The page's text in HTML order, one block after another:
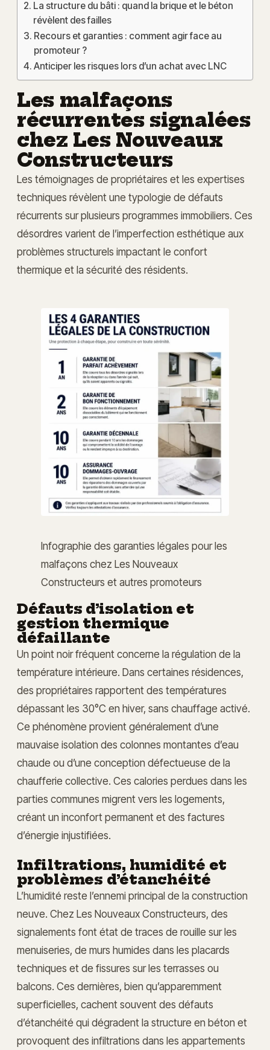
La structure du bâti : quand la brique et le béton
révèlent des failles
Recours et garanties : comment agir face au
promoteur ?
Anticiper les risques lors d’un achat avec LNC
Les malfaçons
récurrentes signalées
chez Les Nouveaux
Constructeurs
Les témoignages de propriétaires et les expertises
techniques révèlent une typologie de défauts
récurrents sur plusieurs programmes immobiliers. Ces
désordres varient de l’imperfection esthétique aux
problèmes structurels impactant le confort
thermique et la sécurité des résidents.
Infographie des garanties légales pour les
malfaçons chez Les Nouveaux
Constructeurs et autres promoteurs
Défauts d’isolation et
gestion thermique
défaillante
Un point noir fréquent concerne la régulation de la
température intérieure. Dans certaines résidences,
des propriétaires rapportent des températures
dépassant les 30°C en hiver, sans chauffage activé.
Ce phénomène provient généralement d’une
mauvaise isolation des colonnes montantes d’eau
chaude ou d’une conception défectueuse de la
chaufferie collective. Ces calories perdues dans les
parties communes migrent vers les logements,
créant un inconfort permanent et des factures
d’énergie injustifiées.
Infiltrations, humidité et
problèmes d’étanchéité
L’humidité reste l’ennemi principal de la construction
neuve. Chez Les Nouveaux Constructeurs, des
signalements font état de traces de rouille sur les
menuiseries, de murs humides dans les placards
techniques et de fissures sur les terrasses ou
balcons. Ces dernières, bien qu’apparemment
superficielles, cachent souvent des défauts
d’étanchéité qui dégradent la structure en béton et
provoquent des infiltrations dans les appartements